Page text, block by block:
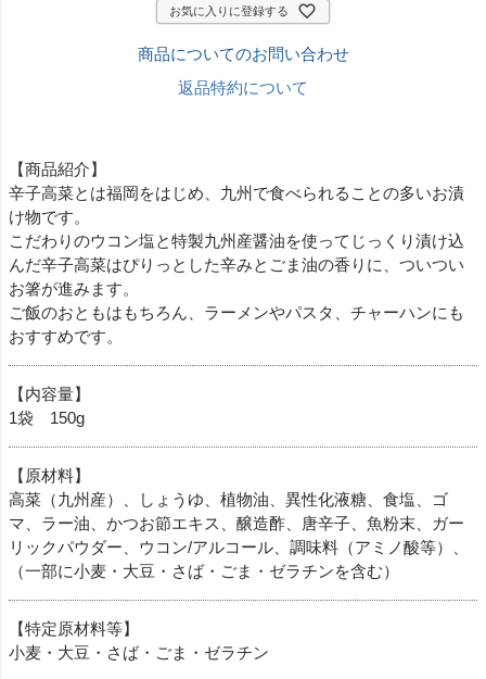
お気に入りに登録する
商品についてのお問い合わせ
返品特約について
【商品紹介】
辛子高菜とは福岡をはじめ、九州で食べられることの多いお漬
け物です。
こだわりのウコン塩と特製九州産醤油を使ってじっくり漬け込
んだ辛子高菜はぴりっとした辛みとごま油の香りに、ついつい
お箸が進みます。
ご飯のおともはもちろん、ラーメンやパスタ、チャーハンにも
おすすめです。
【内容量】
1袋 150g
【原材料】
高菜（九州産）、しょうゆ、植物油、異性化液糖、食塩、ゴ
マ、ラー油、かつお節エキス、醸造酢、唐辛子、魚粉末、ガー
リックパウダー、ウコン/アルコール、調味料（アミノ酸等）、
（一部に小麦・大豆・さば・ごま・ゼラチンを含む）
【特定原材料等】
小麦・大豆・さば・ごま・ゼラチン